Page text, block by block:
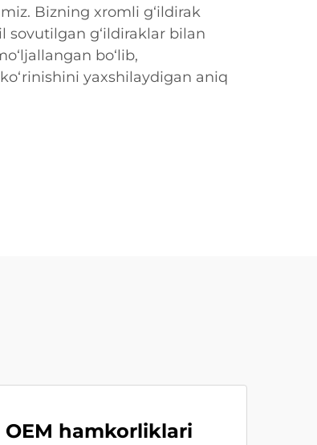
Bizning xromli g‘ildirak
g‘ildiraklar bilan
bo‘lib,
yaxshilaydigan aniq
OEM hamkorliklari